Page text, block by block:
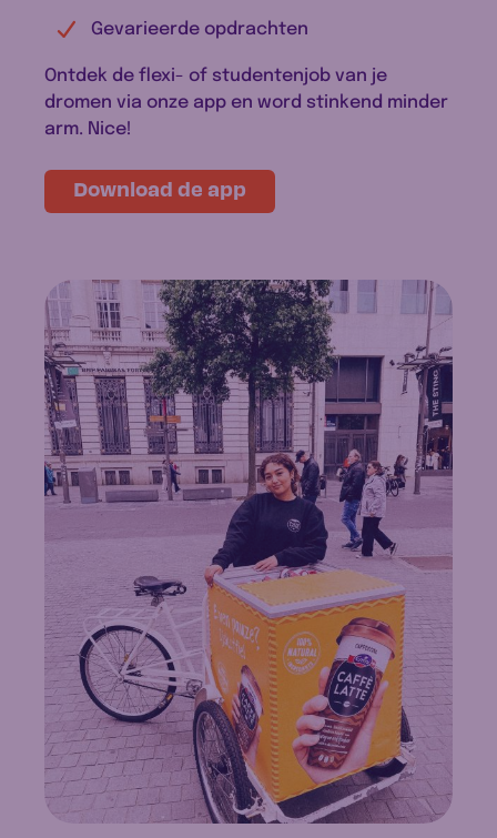
Gevarieerde opdrachten
Ontdek de flexi- of studentenjob van je
dromen via onze app en word stinkend minder
arm. Nice!
Download de app